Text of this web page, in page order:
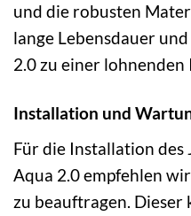
und die robusten
lange Lebensdauer
2.0 zu einer
Installation und
Für die Installation des
Aqua 2.0 empfehlen
zu beauftragen. Dieser